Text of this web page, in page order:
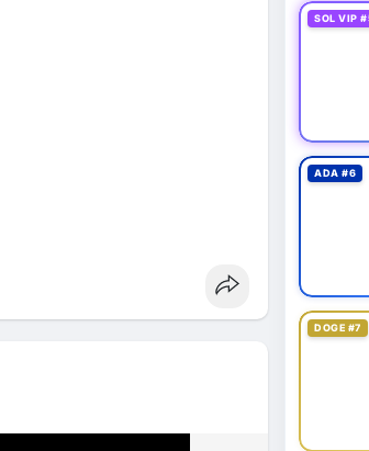
SOL VIP
ADA #6
DOGE #7